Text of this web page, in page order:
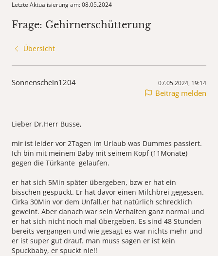
Letzte Aktualisierung am: 08.05.2024
Frage: Gehirnerschütterung
Übersicht
Sonnenschein1204 07.05.2024, 19:14
Beitrag melden
Lieber Dr.Herr Busse,
mir ist leider vor 2Tagen im Urlaub was Dummes passiert.
Ich bin mit meinem Baby mit seinem Kopf (11Monate)
gegen die Türkante gelaufen.
er hat sich 5Min später übergeben, bzw er hat ein
bisschen gespuckt. Er hat davor einen Milchbrei gegessen.
Cirka 30Min vor dem Unfall.er hat natürlich schrecklich
geweint. Aber danach war sein Verhalten ganz normal und
er hat sich nicht noch mal übergeben. Es sind 48 Stunden
bereits vergangen und wie gesagt es war nichts mehr und
er ist super gut drauf. man muss sagen er ist kein
Spuckbaby, er spuckt nie!!